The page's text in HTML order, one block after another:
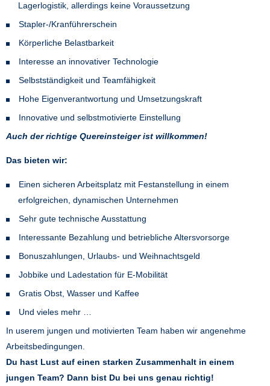
Lagerlogistik, allerdings keine Voraussetzung
Stapler-/Kranführerschein
Körperliche Belastbarkeit
Interesse an innovativer Technologie
Selbstständigkeit und Teamfähigkeit
Hohe Eigenverantwortung und Umsetzungskraft
Innovative und selbstmotivierte Einstellung
Auch der richtige Quereinsteiger ist willkommen!
Das bieten wir:
Einen sicheren Arbeitsplatz mit Festanstellung in einem
erfolgreichen, dynamischen Unternehmen
Sehr gute technische Ausstattung
Interessante Bezahlung und betriebliche Altersvorsorge
Bonuszahlungen, Urlaubs- und Weihnachtsgeld
Jobbike und Ladestation für E-Mobilität
Gratis Obst, Wasser und Kaffee
Und vieles mehr …
In userem jungen und motivierten Team haben wir angenehme
Arbeitsbedingungen.
Du hast Lust auf einen starken Zusammenhalt in einem
jungen Team? Dann bist Du bei uns genau richtig!